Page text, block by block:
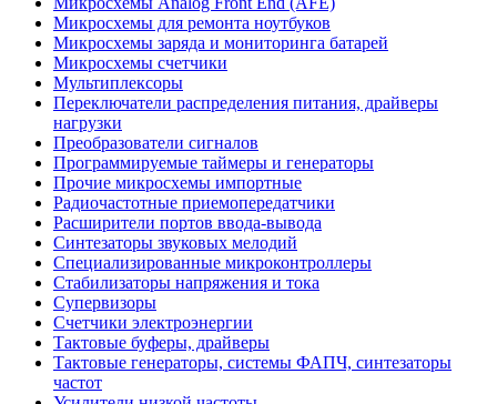
Микросхемы для ремонта ноутбуков
Микросхемы заряда и мониторинга батарей
Микросхемы счетчики
Мультиплексоры
Переключатели распределения питания, драйверы
нагрузки
Преобразователи сигналов
Программируемые таймеры и генераторы
Прочие микросхемы импортные
Радиочастотные приемопередатчики
Расширители портов ввода-вывода
Синтезаторы звуковых мелодий
Специализированные микроконтроллеры
Стабилизаторы напряжения и тока
Супервизоры
Счетчики электроэнергии
Тактовые буферы, драйверы
Тактовые генераторы, системы ФАПЧ, синтезаторы
частот